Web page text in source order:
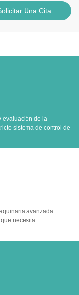
Una Cita
evaluación de la
sistema de control de
avanzada.
necesita.